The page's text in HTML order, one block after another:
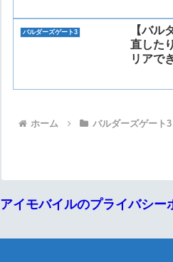
バルダーズゲート3
【バル
直した
リアで
ホーム バルダーズゲート3
アイモバイルのプライバシー